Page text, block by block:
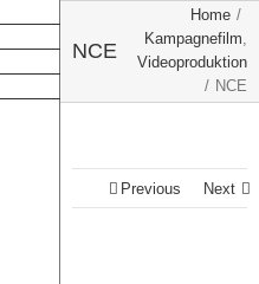
NCE
Home /
Kampagnefilm,
Videoproduktion
/ NCE
Previous Next